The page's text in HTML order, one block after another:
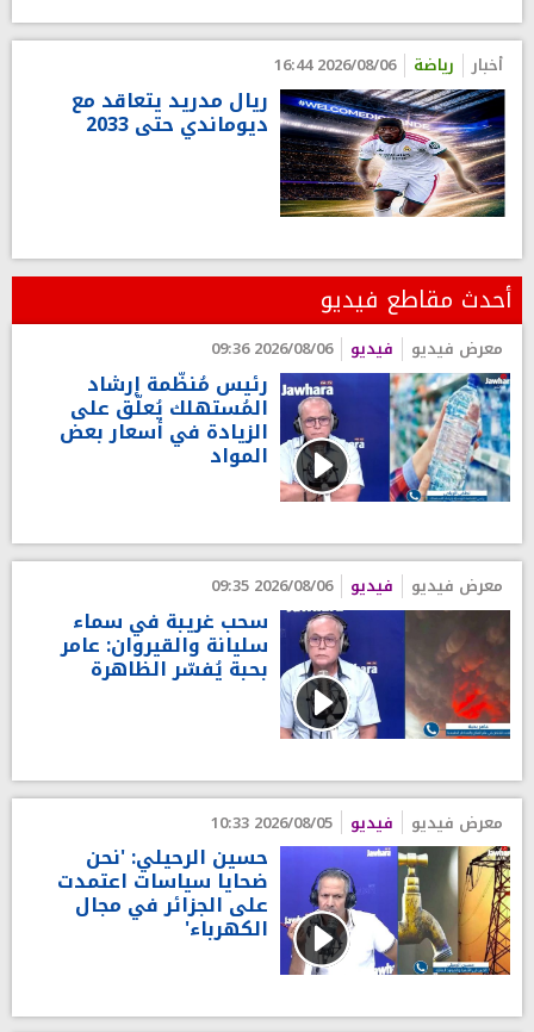
أخبار رياضة 2026/08/06 16:44
ريال مدريد يتعاقد مع
ديوماندي حتى 2033
أحدث مقاطع فيديو
معرض فيديو فيديو 2026/08/06 09:36
رئيس مُنظّمة إرشاد
المُستهلك يُعلّق على
الزيادة في أسعار بعض
المواد
معرض فيديو فيديو 2026/08/06 09:35
سحب غريبة في سماء
سليانة والقيروان: عامر
بحبة يُفسّر الظاهرة
معرض فيديو فيديو 2026/08/05 10:33
حسين الرحيلي: 'نحن
ضحايا سياسات اعتمدت
على الجزائر في مجال
الكهرباء'